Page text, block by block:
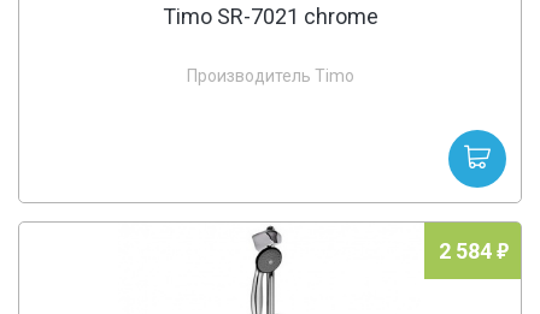
Timo SR-7021 chrome
Производитель Timo
2 584